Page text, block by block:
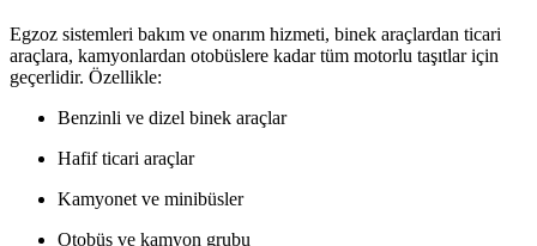
Egzoz sistemleri bakım ve onarım hizmeti, binek araçlardan ticari
araçlara, kamyonlardan otobüslere kadar tüm motorlu taşıtlar için
geçerlidir. Özellikle:
Benzinli ve dizel binek araçlar
Hafif ticari araçlar
Kamyonet ve minibüsler
Otobüs ve kamyon grubu